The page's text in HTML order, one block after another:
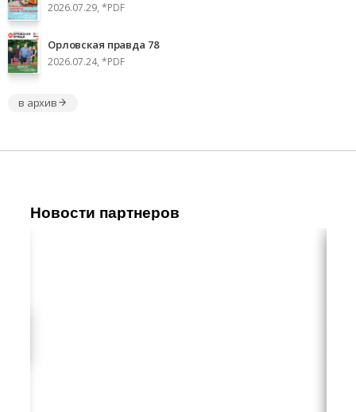
2026.07.29, *PDF
Орловская правда 78
2026.07.24, *PDF
в архив
Новости партнеров